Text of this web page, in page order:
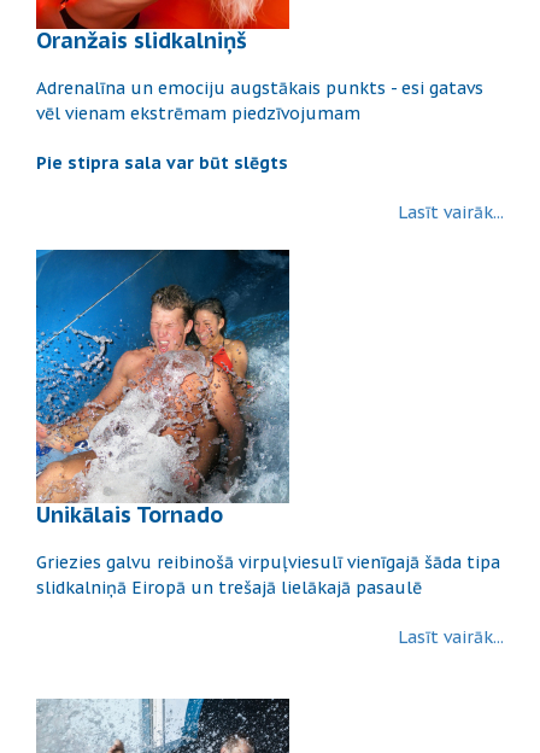
Oranžais slidkalniņš
Adrenalīna un emociju augstākais punkts - esi gatavs
vēl vienam ekstrēmam piedzīvojumam
Pie stipra sala var būt slēgts
Lasīt vairāk...
Unikālais Tornado
Griezies galvu reibinošā virpuļviesulī vienīgajā šāda tipa
slidkalniņā Eiropā un trešajā lielākajā pasaulē
Lasīt vairāk...